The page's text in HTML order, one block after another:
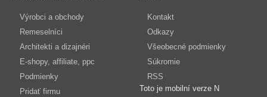
Výrobci a obchody
Remeselníci
Architekti a dizajnéri
E-shopy, affiliate, ppc
Podmienky
Pridať firmu
Kontakt
Odkazy
Všeobecné podmienky
Súkromie
RSS
Toto je mobilní verze N